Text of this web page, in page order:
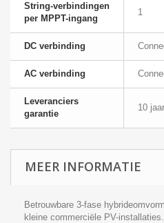
String-verbindingen
per MPPT-ingang
1
DC verbinding
AC verbinding
Leveranciers
garantie
10 jaar
MEER INFORMATIE
Betrouwbare 3-fase
kleine commerciële PV-